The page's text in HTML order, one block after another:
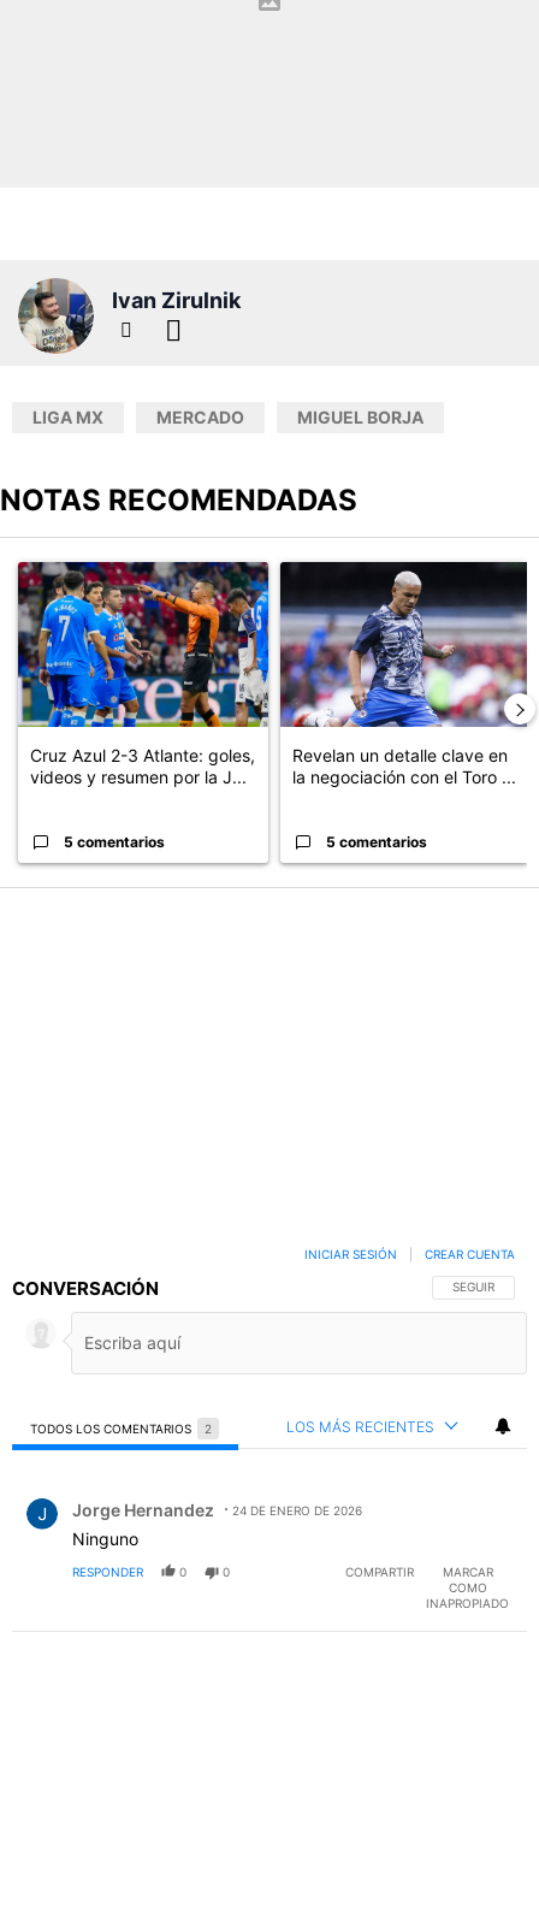
Ivan Zirulnik
LIGA MX MERCADO MIGUEL BORJA
NOTAS RECOMENDADAS
Un artículo de tendencia con el título "Cruz Azul 2-3 Atlante:
Cruz Azul 2-3 Atlante: goles,
videos y resumen por la J...
5 comentarios
Un artículo de tendencia con
Revelan un detalle clave en
la negociación con el Toro ...
5 comentarios
CONVERSACIÓN SIGA ESTA
SEGUIR
INICIAR SESIÓN CREAR CUENTA
TODOS LOS COMENTARIOS 2 LOS MÁS RECIENTES
Jorge Hernandez 24 DE ENERO DE 2026
Ninguno
RESPONDER 0 0 COMPARTIR
MARCAR
COMO
INAPROPIADO